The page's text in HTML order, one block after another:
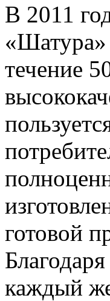
В 2011
«Шатура»
течение
готовой
каждый